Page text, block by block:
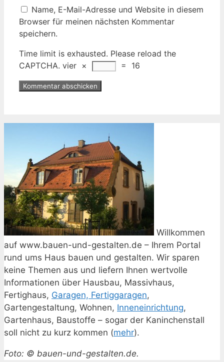
Name, E-Mail-Adresse und Website in diesem
Browser für meinen nächsten Kommentar
speichern.
Time limit is exhausted. Please reload the
CAPTCHA. vier × = 16
Willkommen
auf www.bauen-und-gestalten.de – Ihrem Portal
rund ums Haus bauen und gestalten. Wir sparen
keine Themen aus und liefern Ihnen wertvolle
Informationen über Hausbau, Massivhaus,
Fertighaus, Garagen, Fertiggaragen,
Gartengestaltung, Wohnen, Inneneinrichtung,
Gartenhaus, Baustoffe – sogar der Kaninchenstall
soll nicht zu kurz kommen (mehr).
Foto: © bauen-und-gestalten.de.